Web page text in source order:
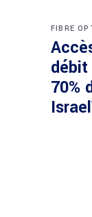
FIBRE
débit
70%